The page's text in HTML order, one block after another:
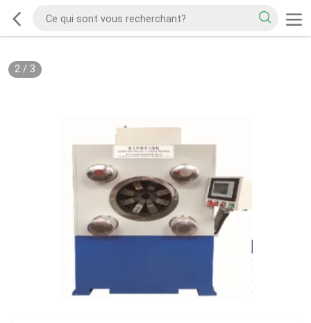
2/ 3